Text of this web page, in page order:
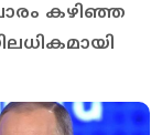
കഴിഞ്ഞ